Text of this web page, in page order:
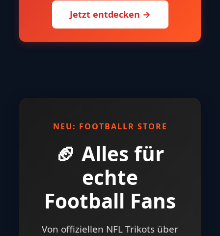
Jetzt entdecken →
NEU: FOOTBALLR STORE
🏈 Alles für
echte
Football Fans
Von offiziellen NFL Trikots über